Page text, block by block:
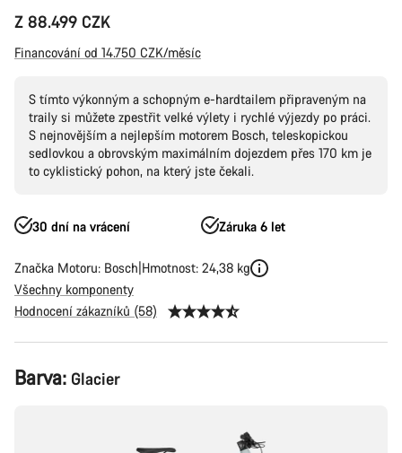
Z 88.499 CZK
Financování od 14.750 CZK/měsíc
S tímto výkonným a schopným e-hardtailem připraveným na
traily si můžete zpestřit velké výlety i rychlé výjezdy po práci.
S nejnovějším a nejlepším motorem Bosch, teleskopickou
sedlovkou a obrovským maximálním dojezdem přes 170 km je
to cyklistický pohon, na který jste čekali.
30 dní na vrácení Záruka 6 let
Značka Motoru: Bosch Hmotnost: 24,38 kg
Všechny komponenty
Hodnocení zákazníků (58)
Konfigurace
produktu
Barva: Glacier